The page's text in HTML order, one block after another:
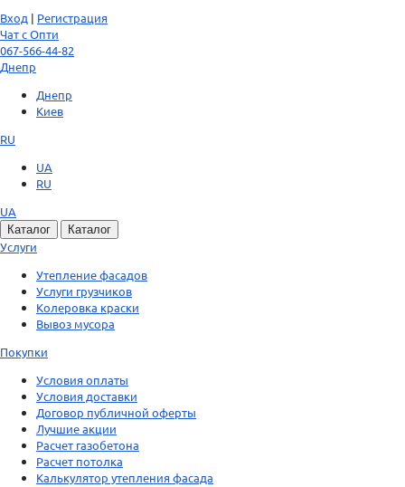
Вход | Регистрация
Чат с Опти
067-566-44-82
Днепр
Днепр
Киев
RU
UA
RU
UA
Каталог Каталог
Услуги
Утепление фасадов
Услуги грузчиков
Колеровка краски
Вывоз мусора
Покупки
Условия оплаты
Условия доставки
Договор публичной оферты
Лучшие акции
Расчет газобетона
Расчет потолка
Калькулятор утепления фасада